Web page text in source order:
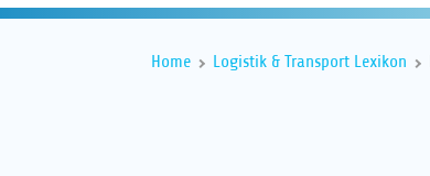
Home Logistik & Transport Lexikon